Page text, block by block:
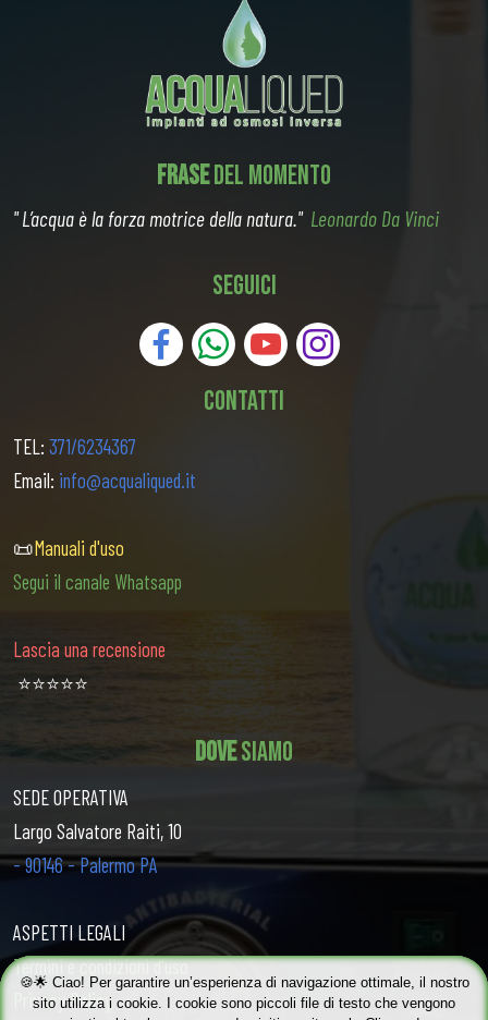
🍪🌟 Ciao! Per garantire un’esperienza di navigazione ottimale, il nostro
sito utilizza i cookie. I cookie sono piccoli file di testo che vengono
FRASEDEL MOMENTO
" L’acqua è la forza motrice della natura." Leonardo Da Vinci
SEGUICI
CONTATTI
TEL: 371/6234367
Email: info@acqualiqued.it
📜Manuali d'uso
Segui il canale Whatsapp
Lascia una recensione
⭐️⭐️⭐️⭐️⭐️
DOVESIAMO
SEDE OPERATIVA
Largo Salvatore Raiti, 10
- 90146 - Palermo PA
ASPETTI LEGALI
Termini e condizioni d'uso
Privacy Policy